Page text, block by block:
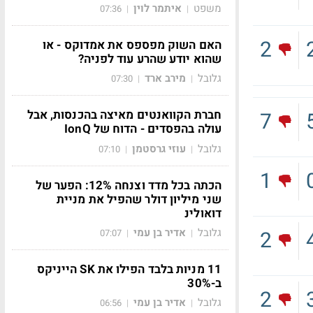
2
7
1
2
2
משפט | איתמר לוין |
07:36
האם השוק מפספס את אמדוקס - או
שהוא יודע שהרע עוד לפניה?
גלובל | מירב ארד |
07:30
חברת הקוואנטים מאיצה בהכנסות, אבל
עולה בהפסדים - הדוח של IonQ
גלובל | עוזי גרסטמן |
07:10
הכתה בכל מדד וצנחה 12%: הפער של
שני מיליון דולר שהפיל את מניית
דואולינ
גלובל | אדיר בן עמי |
07:07
11 מניות בלבד הפילו את SK הייניקס
ב-30%
גלובל | אדיר בן עמי |
06:56